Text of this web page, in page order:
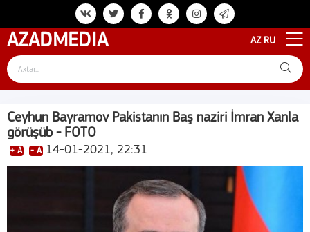
AZADMEDIA AZ RU
Ceyhun Bayramov Pakistanın Baş naziri İmran Xanla
görüşüb - FOTO
+ A - A 14-01-2021, 22:31